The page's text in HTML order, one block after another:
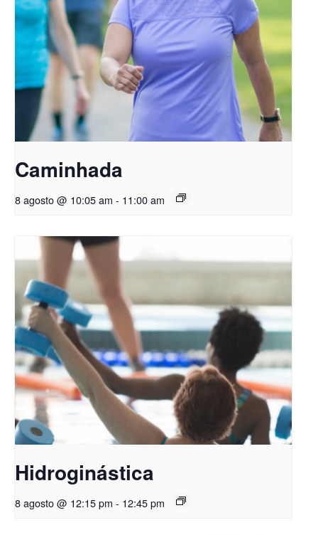
Caminhada
8 agosto @ 10:05 am - 11:00 am
Hidroginástica
8 agosto @ 12:15 pm - 12:45 pm